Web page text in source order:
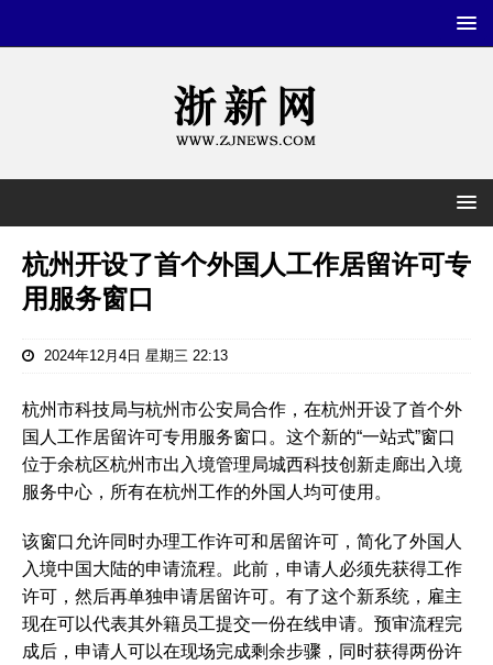
杭州开设了首个外国人工作居留许可专
用服务窗口
2024年12月4日 星期三 22:13
杭州市科技局与杭州市公安局合作，在杭州开设了首个外
国人工作居留许可专用服务窗口。这个新的“一站式”窗口
位于余杭区杭州市出入境管理局城西科技创新走廊出入境
服务中心，所有在杭州工作的外国人均可使用。
该窗口允许同时办理工作许可和居留许可，简化了外国人
入境中国大陆的申请流程。此前，申请人必须先获得工作
许可，然后再单独申请居留许可。有了这个新系统，雇主
现在可以代表其外籍员工提交一份在线申请。预审流程完
成后，申请人可以在现场完成剩余步骤，同时获得两份许